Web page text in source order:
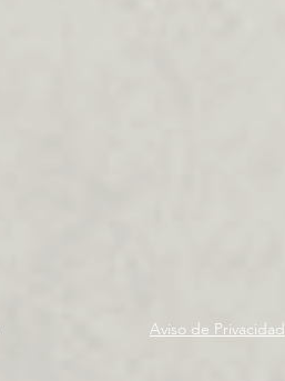
Aviso de Privacidad